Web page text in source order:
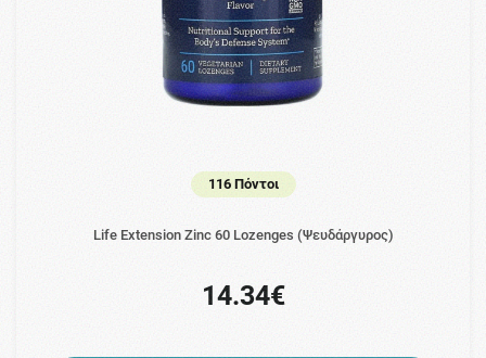
116 Πόντοι
Life Extension Zinc 60 Lozenges (Ψευδάργυρος)
14.34€